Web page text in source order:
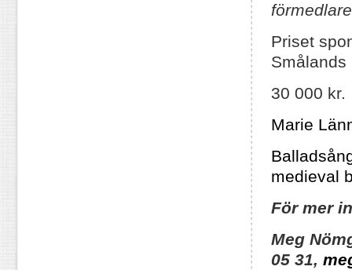
Priset
Smålands
30 000 kr.
Marie
medieval
För mer
Meg
05 31,